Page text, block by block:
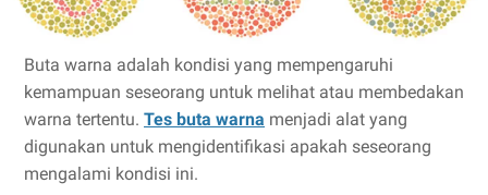
Buta warna adalah kondisi yang mempengaruhi
kemampuan seseorang untuk melihat atau membedakan
warna tertentu. Tes buta warna menjadi alat yang
digunakan untuk mengidentifikasi apakah seseorang
mengalami kondisi ini.